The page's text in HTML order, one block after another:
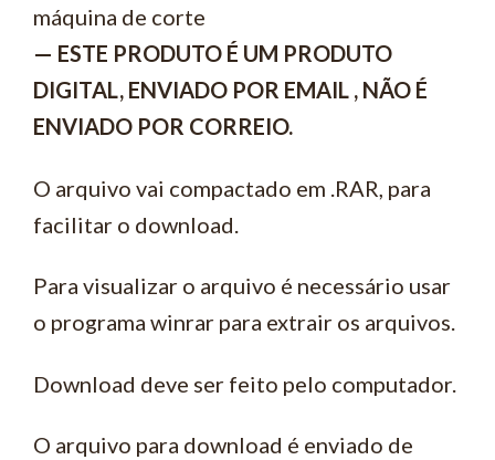
máquina de corte
— ESTE PRODUTO É UM PRODUTO
DIGITAL, ENVIADO POR EMAIL , NÃO É
ENVIADO POR CORREIO.
O arquivo vai compactado em .RAR, para
facilitar o download.
Para visualizar o arquivo é necessário usar
o programa winrar para extrair os arquivos.
Download deve ser feito pelo computador.
O arquivo para download é enviado de